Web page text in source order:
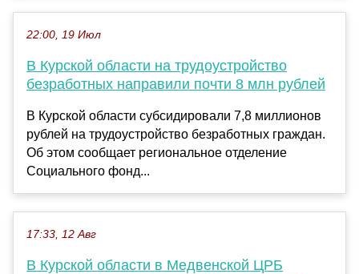
22:00, 19 Июл
В Курской области на трудоустройство
безработных направили почти 8 млн рублей
В Курской области субсидировали 7,8 миллионов
рублей на трудоустройство безработных граждан.
Об этом сообщает региональное отделение
Социального фонд...
17:33, 12 Авг
В Курской области в Медвенской ЦРБ